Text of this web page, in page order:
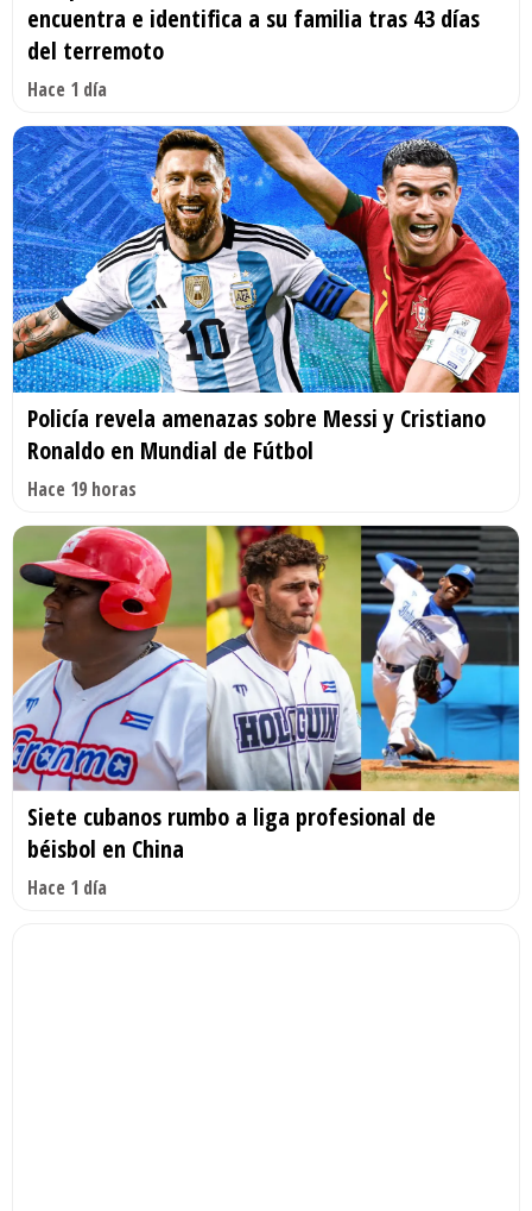
encuentra e identifica a su familia tras 43 días
del terremoto
Hace 1 día
Policía revela amenazas sobre Messi y Cristiano
Ronaldo en Mundial de Fútbol
Hace 19 horas
Siete cubanos rumbo a liga profesional de
béisbol en China
Hace 1 día